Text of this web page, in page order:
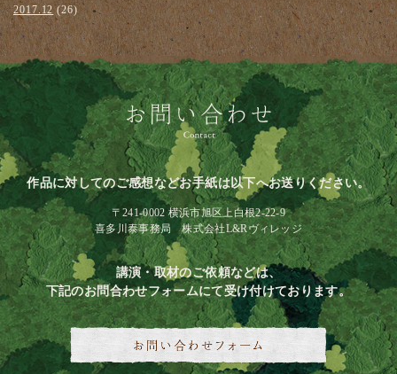
2017.12(26)
作品に対してのご感想などお手紙は以下へお送りください。
〒241-0002 横浜市旭区上白根2-22-9
喜多川泰事務局 株式会社L&Rヴィレッジ
講演・取材のご依頼などは、
下記のお問合わせフォームにて受け付けております。